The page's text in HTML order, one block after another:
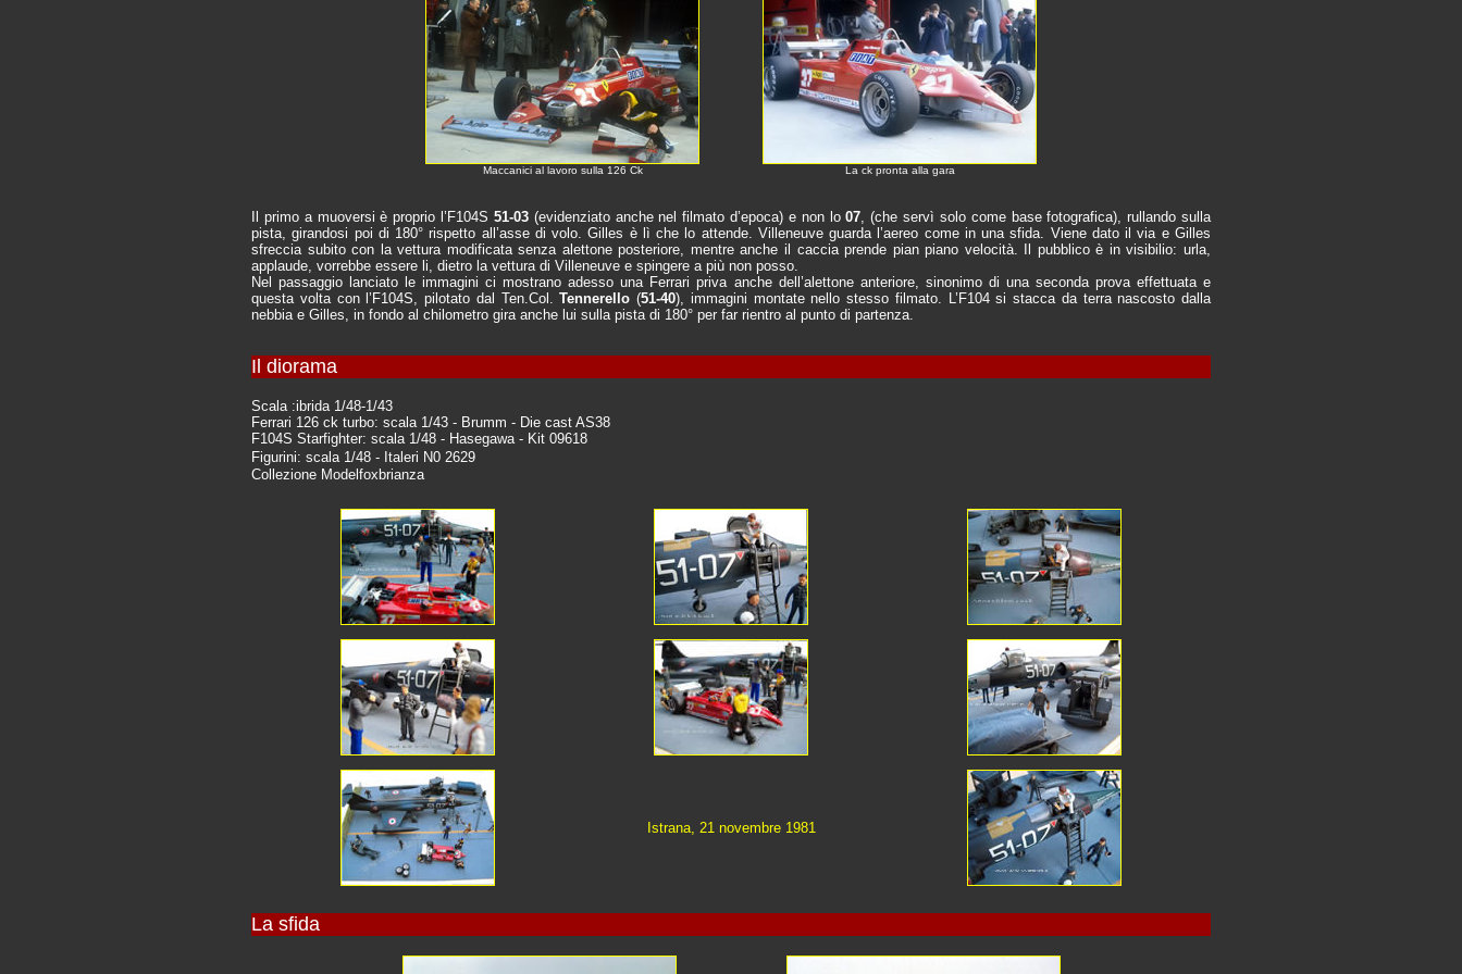
Maccanici al lavoro sulla 126 Ck La ck pronta alla gara
Il primo a muoversi è proprio l’F104S 51-03(evidenziato anche nel filmato d’epoca) e non lo07, (che servì solo come base fotografica), rullando sulla
pista, girandosi poi di 180° rispetto all’asse di volo. Gilles è lì che lo attende. Villeneuve guarda l’aereo come in una sfida. Viene dato il via e Gilles
sfreccia subito con la vettura modificata senza alettone posteriore, mentre anche il caccia prende pian piano velocità. Il pubblico è in visibilio: urla,
applaude, vorrebbe essere li, dietro la vettura di Villeneuve e spingere a più non posso.
Nel passaggio lanciato le immagini ci mostrano adesso una Ferrari priva anche dell’alettone anteriore, sinonimo di una seconda prova effettuata e
questa volta con l’F104S, pilotato dal Ten.Col.Tennerello (51-40), immagini montate nello stesso filmato. L’F104 si stacca da terra nascosto dalla
nebbia e Gilles, in fondo al chilometro gira anche lui sulla pista di 180° per far rientro al punto di partenza.
Il diorama
Scala :ibrida 1/48-1/43
Ferrari 126 ck turbo: scala 1/43 - Brumm - Die cast AS38
F104S Starfighter: scala 1/48 - Hasegawa - Kit 09618
Figurini: scala 1/48 - Italeri N0 2629
Collezione Modelfoxbrianza
Istrana, 21 novembre 1981
La sfida